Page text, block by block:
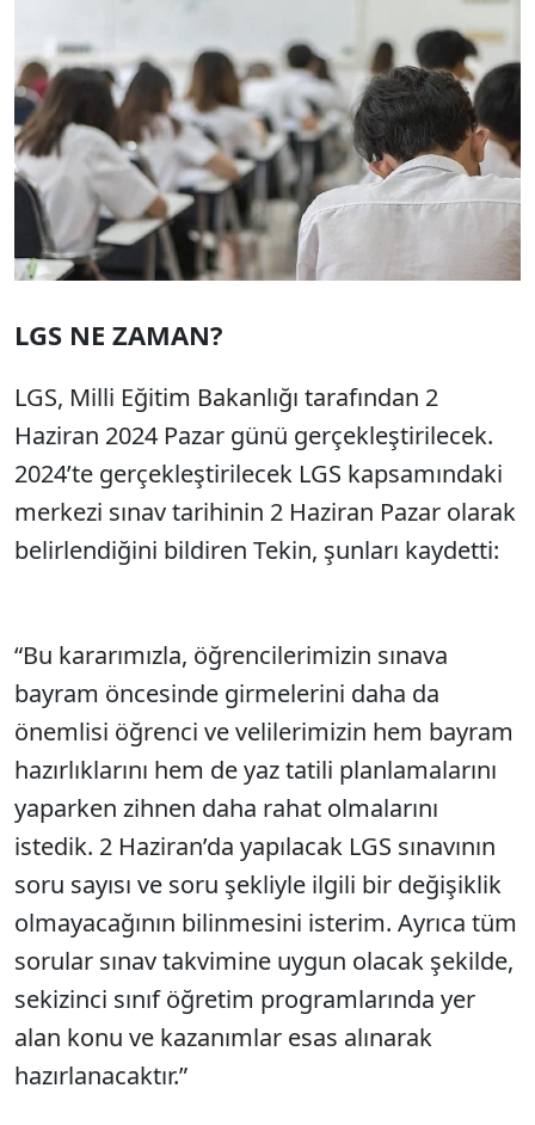
LGS NE ZAMAN?
LGS, Milli Eğitim Bakanlığı tarafından 2
Haziran 2024 Pazar günü gerçekleştirilecek.
2024’te gerçekleştirilecek LGS kapsamındaki
merkezi sınav tarihinin 2 Haziran Pazar olarak
belirlendiğini bildiren Tekin, şunları kaydetti:
“Bu kararımızla, öğrencilerimizin sınava
bayram öncesinde girmelerini daha da
önemlisi öğrenci ve velilerimizin hem bayram
hazırlıklarını hem de yaz tatili planlamalarını
yaparken zihnen daha rahat olmalarını
istedik. 2 Haziran’da yapılacak LGS sınavının
soru sayısı ve soru şekliyle ilgili bir değişiklik
olmayacağının bilinmesini isterim. Ayrıca tüm
sorular sınav takvimine uygun olacak şekilde,
sekizinci sınıf öğretim programlarında yer
alan konu ve kazanımlar esas alınarak
hazırlanacaktır.”